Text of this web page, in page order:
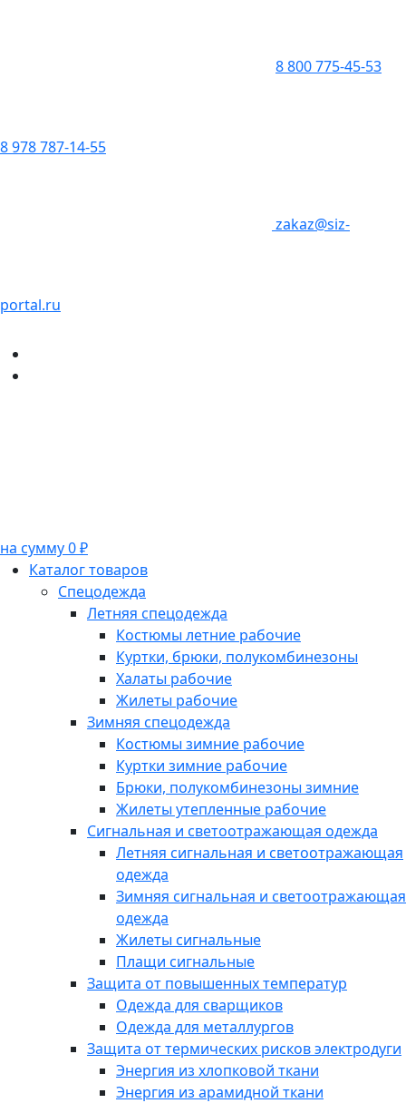
8 800 775-45-53
8 978 787-14-55
zakaz@siz-
portal.ru
на сумму 0 ₽
Каталог товаров
Спецодежда
Летняя спецодежда
Костюмы летние рабочие
Куртки, брюки, полукомбинезоны
Халаты рабочие
Жилеты рабочие
Зимняя спецодежда
Костюмы зимние рабочие
Куртки зимние рабочие
Брюки, полукомбинезоны зимние
Жилеты утепленные рабочие
Сигнальная и светоотражающая одежда
Летняя сигнальная и светоотражающая
одежда
Зимняя сигнальная и светоотражающая
одежда
Жилеты сигнальные
Плащи сигнальные
Защита от повышенных температур
Одежда для сварщиков
Одежда для металлургов
Защита от термических рисков электродуги
Энергия из хлопковой ткани
Энергия из арамидной ткани